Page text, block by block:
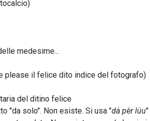
medesime...
please il felice dito indice del fotografo)
del ditino felice
"da solo". Non esiste. Si usa "dà pèr lüu